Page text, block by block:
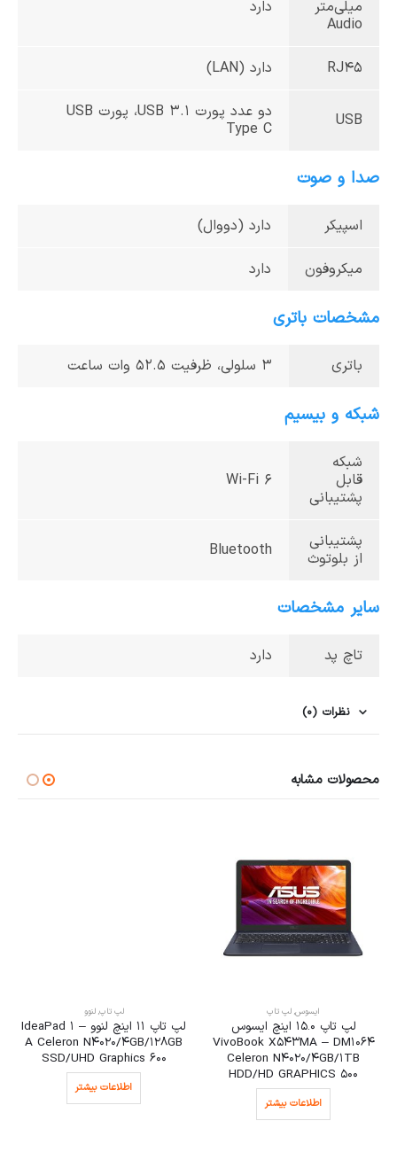
میلی‌متر
Audio
دارد
RJ45 دارد (LAN)
USB
دو عدد پورت USB 3.1، پورت USB
Type C
صدا و صوت
اسپیکر دارد (دووال)
میکروفون دارد
مشخصات باتری
باتری 3 سلولی، ظرفیت 52.5 وات ساعت
شبکه و بیسیم
شبکه
قابل
پشتیبانی
Wi-Fi 6
پشتیبانی
از بلوتوث
Bluetooth
سایر مشخصات
تاچ پد دارد
نظرات (0)
محصولات مشابه
ایسوس, لپ تاپ
لپ تاپ 15.0 اینچ ایسوس
VivoBook X543MA – DM1064
Celeron N4020/4GB/1TB
HDD/HD GRAPHICS 500
اطلاعات بیشتر
لپ تاپ,لنوو
لپ تاپ 11 اینچ لنوو IdeaPad 1 –
A Celeron N4020/4GB/128GB
SSD/UHD Graphics 600
اطلاعات بیشتر